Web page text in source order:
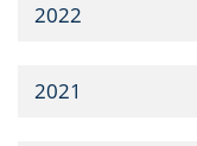
2022
2021